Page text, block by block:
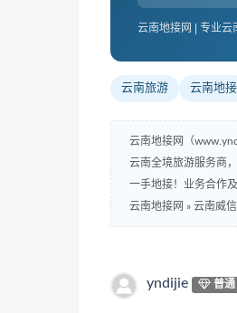
云南地接网 | 专业云
云南旅游 云南地接
云南地接网（
云南全境旅游服务商
一手地接！业务合作
云南地接网 » 云南威
yndijie 普通